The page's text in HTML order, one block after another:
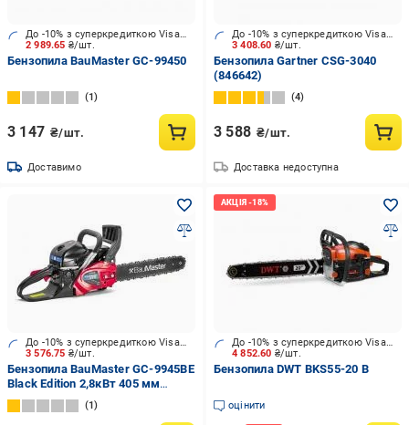
2 989.65 ₴/шт.
До -10% з суперкредиткою Visa Вигода
Бензопила BauMaster GC-99450
1
3 147 ₴/шт.
Доставимо
3 408.60 ₴/шт.
До -10% з суперкредиткою Visa Вигода
Бензопила Gartner CSG-3040
(846642)
4
3 588 ₴/шт.
Доставка недоступна
3 576.75 ₴/шт.
До -10% з суперкредиткою Visa Вигода
Бензопила BauMaster GC-9945BE
Black Edition 2,8кВт 405 мм
0,050”/1,3 мм
1
4 852.60 ₴/шт.
До -10% з суперкредиткою Visa Вигода
Бензопила DWT BKS55-20 B
оцінити